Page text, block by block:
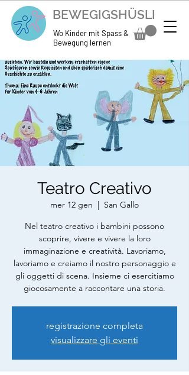
BEWEGIGSHÜSLI
Wo Kinder mit Spass &
Bewegung lernen
Teatro Creativo
mer 12 gen
  |
San Gallo
Nel teatro creativo i bambini possono
scoprire, vivere e vivere la loro
immaginazione e creatività. Lavoriamo,
lavoriamo e creiamo il nostro personaggio e
gli oggetti di scena. Insieme ci esercitiamo
giocosamente a raccontare una storia.
registrazione completa
visualizzare gli eventi